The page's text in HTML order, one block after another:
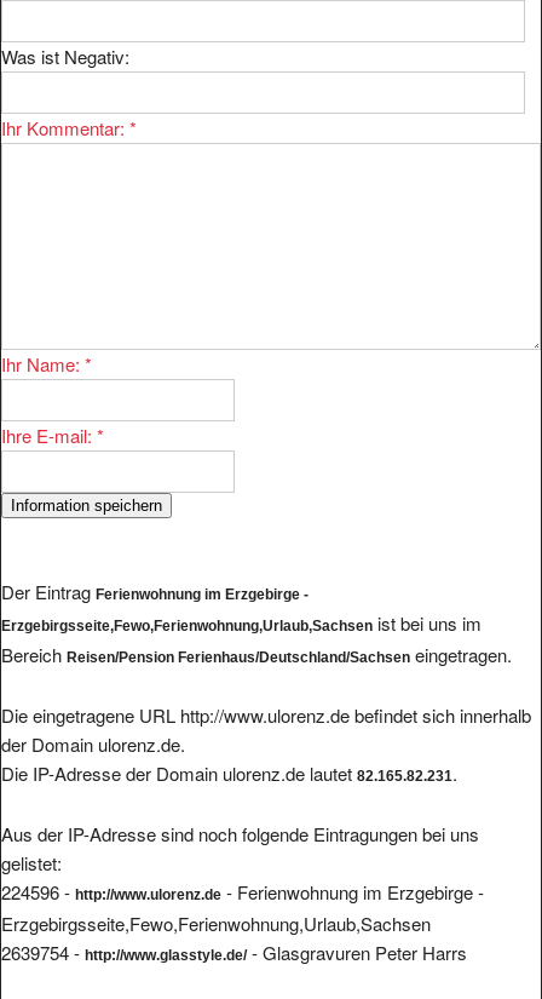
Was ist Negativ:
Ihr Kommentar: *
Ihr Name: *
Ihre E-mail: *
Der Eintrag Ferienwohnung im Erzgebirge -
Erzgebirgsseite,Fewo,Ferienwohnung,Urlaub,Sachsen ist bei uns im
Bereich Reisen/Pension Ferienhaus/Deutschland/Sachsen eingetragen.
Die eingetragene URL http://www.ulorenz.de befindet sich innerhalb
der Domain ulorenz.de.
Die IP-Adresse der Domain ulorenz.de lautet 82.165.82.231.
Aus der IP-Adresse sind noch folgende Eintragungen bei uns
gelistet:
224596 - http://www.ulorenz.de - Ferienwohnung im Erzgebirge -
Erzgebirgsseite,Fewo,Ferienwohnung,Urlaub,Sachsen
2639754 - http://www.glasstyle.de/- Glasgravuren Peter Harrs